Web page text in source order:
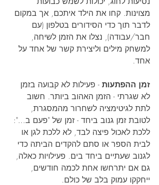
מצוינות. קחו את הילד איתכם, אך במקום
לדבר תוך כדי הסידורים בטלפון (עם
חבר/עבודה), נצלו את הזמן לשיחה,
למשחק מילים וליצירת קשר של אחד על
אחד.
זמן ההפתעות - פעילות לא קבועה בזמן
לא שגרתי - הזמן האהוב ביותר. חשוב
לתת לגיטימציה לשחרור מהמסגרת,
לטובת זמן גנוב ביחד - זמן של "פעם ב...":
ללכת לאכול פיצה לבד, לא ללכת לגן או
לבית הספר או סתם להקדים הביתה כדי
לגנוב שעתיים ביחד בים. פעילויות כאלה,
גם אם יתרחשו אחת לכמה חודשים,
ייחקקו עמוק בלב של כולם.